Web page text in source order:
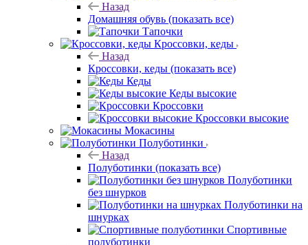
Назад
Домашняя обувь (показать все)
Тапочки
Кроссовки, кеды
Назад
Кроссовки, кеды (показать все)
Кеды
Кеды высокие
Кроссовки
Кроссовки высокие
Мокасины
Полуботинки
Назад
Полуботинки (показать все)
Полуботинки
без шнурков
Полуботинки на
шнурках
Спортивные
полуботинки